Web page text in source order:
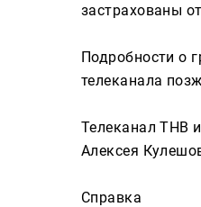
застрахованы
Подробности о
телеканала
Телеканал ТНВ
Алексея
Справка